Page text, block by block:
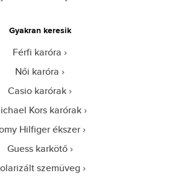
Gyakran keresik
Férfi karóra
Női karóra
Casio karórak
Kors karórak
Hilfiger ékszer
Guess karkötő
szemüveg